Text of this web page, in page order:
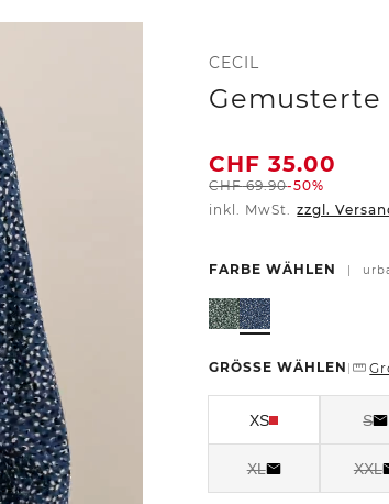
CECIL
Gemusterte
CHF 35.00
CHF69.90-50%
inkl. MwSt. zzgl.
FARBE WÄHLEN |
GRÖSSE WÄHLEN |
XS S
XL XXL